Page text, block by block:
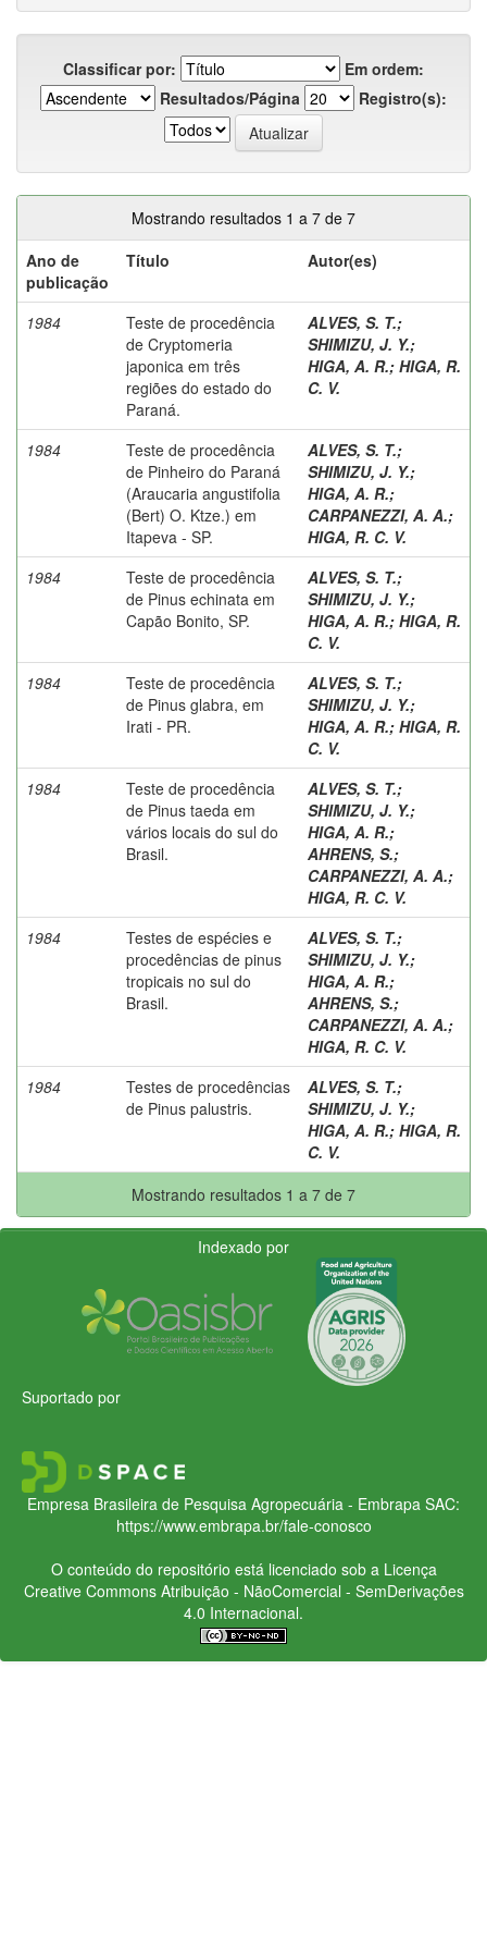
Classificar por:
Em ordem:
Resultados/Página
Registro(s):
Mostrando resultados 1 a 7 de 7
Ano de
publicação
Título Autor(es)
1984
Teste de procedência
de Cryptomeria
japonica em três
regiões do estado do
Paraná.
ALVES, S. T.;
SHIMIZU, J. Y.;
HIGA, A. R.; HIGA, R.
C. V.
1984
Teste de procedência
de Pinheiro do Paraná
(Araucaria angustifolia
(Bert) O. Ktze.) em
Itapeva - SP.
ALVES, S. T.;
SHIMIZU, J. Y.;
HIGA, A. R.;
CARPANEZZI, A. A.;
HIGA, R. C. V.
1984
Teste de procedência
de Pinus echinata em
Capão Bonito, SP.
ALVES, S. T.;
SHIMIZU, J. Y.;
HIGA, A. R.; HIGA, R.
C. V.
1984
Teste de procedência
de Pinus glabra, em
Irati - PR.
ALVES, S. T.;
SHIMIZU, J. Y.;
HIGA, A. R.; HIGA, R.
C. V.
1984
Teste de procedência
de Pinus taeda em
vários locais do sul do
Brasil.
ALVES, S. T.;
SHIMIZU, J. Y.;
HIGA, A. R.;
AHRENS, S.;
CARPANEZZI, A. A.;
HIGA, R. C. V.
1984
Testes de espécies e
procedências de pinus
tropicais no sul do
Brasil.
ALVES, S. T.;
SHIMIZU, J. Y.;
HIGA, A. R.;
AHRENS, S.;
CARPANEZZI, A. A.;
HIGA, R. C. V.
1984
Testes de procedências
de Pinus palustris.
ALVES, S. T.;
SHIMIZU, J. Y.;
HIGA, A. R.; HIGA, R.
C. V.
Mostrando resultados 1 a 7 de 7
Indexado por
Suportado por
Empresa Brasileira de Pesquisa Agropecuária - Embrapa SAC:
https://www.embrapa.br/fale-conosco
O conteúdo do repositório está licenciado sob a Licença
Creative CommonsAtribuição - NãoComercial - SemDerivações
4.0 Internacional.